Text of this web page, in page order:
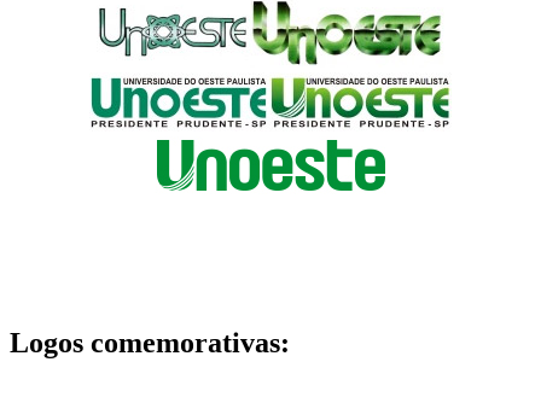
Logos comemorativas: